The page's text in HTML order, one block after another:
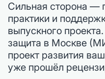
Сильная сторона —
практики и
выпускного
защита в Москве
проект развития
уже прошёл